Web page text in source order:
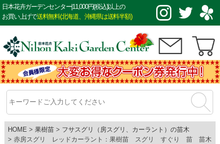
日本花卉ガーデンセンター|11,000円(税込)以上の
お買い上げで送料無料(北海道、沖縄県は送料半額)
HOME 果樹苗
フサスグリ（房スグリ、カーラント）の苗木
赤房スグリ レッドカーラント：果樹苗 スグリ すぐり 苗 苗木